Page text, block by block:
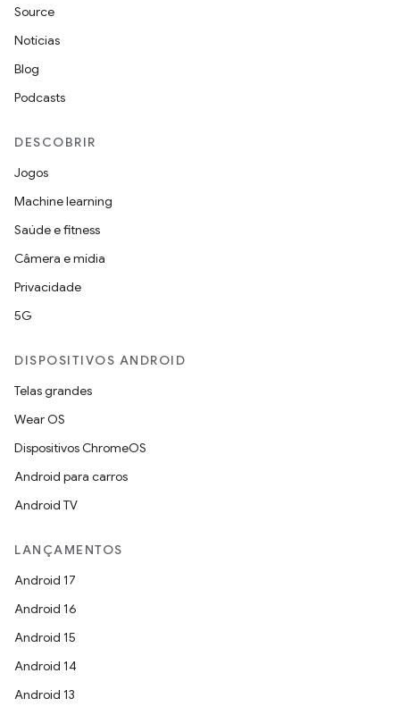
Source
Notícias
Blog
Podcasts
DESCOBRIR
Jogos
Machine learning
Saúde e fitness
Câmera e mídia
Privacidade
5G
DISPOSITIVOS ANDROID
Telas grandes
Wear OS
Dispositivos ChromeOS
Android para carros
Android TV
LANÇAMENTOS
Android 17
Android 16
Android 15
Android 14
Android 13